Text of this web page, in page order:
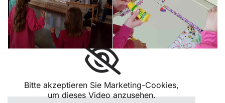
Bitte akzeptieren Sie Marketing-Cookies,
um dieses Video anzusehen.